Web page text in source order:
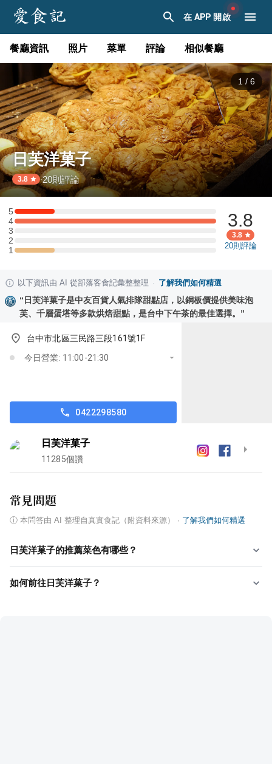
在 APP 開啟
餐廳資訊 照片 菜單 評論 相似餐廳
1 / 6
日芙洋菓子
3.8 ·20則評論
5
5 星：1 則評論
4
4 星：5 則評論
3
3 星：0 則評論
2
2 星：0 則評論
11 星：1 則評論
3.8
3.8
20則評論
以下資訊由 AI 從部落客食記彙整整理 · 了解我們如何精選
“ 日芙洋菓子是中友百貨人氣排隊甜點店，以銅板價提供美味泡
芙、千層蛋塔等多款烘焙甜點，是台中下午茶的最佳選擇。 ”
台中市北區三民路三段161號1F
今日營業: 11:00-21:30
0422298580
日芙洋菓子
11285個讚
常見問題
ⓘ 本問答由 AI 整理自真實食記（附資料來源） · 了解我們如何精選
日芙洋菓子的推薦菜色有哪些？
如何前往日芙洋菓子？